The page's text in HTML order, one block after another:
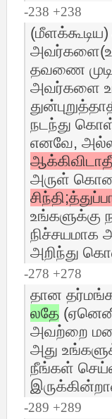
-238 +238
தவணை
அவர்களை
நடந்து
எனவே,
அருள்
அறிந்து
-278 +278
தான
லதே
அவற்றை
அது
நீங்கள்
-289 +289